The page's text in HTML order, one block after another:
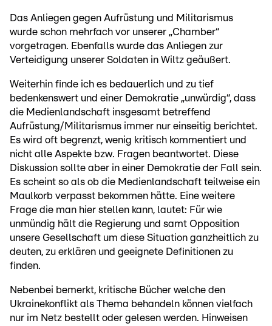
Das Anliegen gegen Aufrüstung und Militarismus
wurde schon mehrfach vor unserer „Chamber“
vorgetragen. Ebenfalls wurde das Anliegen zur
Verteidigung unserer Soldaten in Wiltz geäußert.
Weiterhin finde ich es bedauerlich und zu tief
bedenkenswert und einer Demokratie „unwürdig“, dass
die Medienlandschaft insgesamt betreffend
Aufrüstung/Militarismus immer nur einseitig berichtet.
Es wird oft begrenzt, wenig kritisch kommentiert und
nicht alle Aspekte bzw. Fragen beantwortet. Diese
Diskussion sollte aber in einer Demokratie der Fall sein.
Es scheint so als ob die Medienlandschaft teilweise ein
Maulkorb verpasst bekommen hätte. Eine weitere
Frage die man hier stellen kann, lautet: Für wie
unmündig hält die Regierung und samt Opposition
unsere Gesellschaft um diese Situation ganzheitlich zu
deuten, zu erklären und geeignete Definitionen zu
finden.
Nebenbei bemerkt, kritische Bücher welche den
Ukrainekonflikt als Thema behandeln können vielfach
nur im Netz bestellt oder gelesen werden. Hinweisen